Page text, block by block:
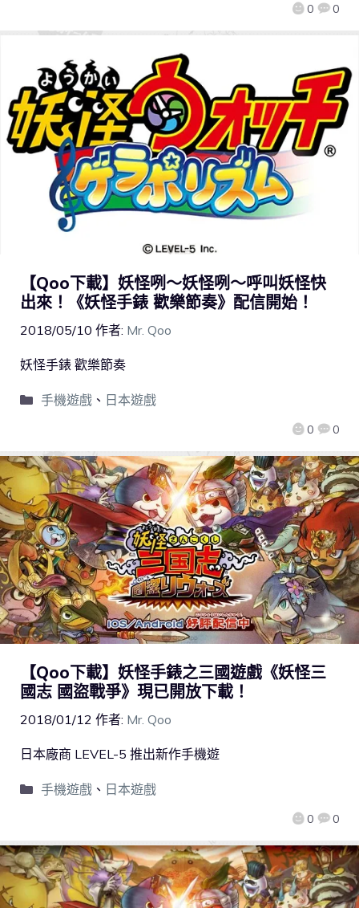
0 0
【Qoo下載】妖怪咧～妖怪咧～呼叫妖怪快
出來！《妖怪手錶 歡樂節奏》配信開始！
2018/05/10 作者: Mr. Qoo
0 0
妖怪手錶 歡樂節奏
手機遊戲、 日本遊戲
【Qoo下載】妖怪手錶之三國遊戲《妖怪三
國志 國盜戰爭》現已開放下載！
2018/01/12 作者: Mr. Qoo
0 0
日本廠商 LEVEL-5 推出新作手機遊
手機遊戲、 日本遊戲